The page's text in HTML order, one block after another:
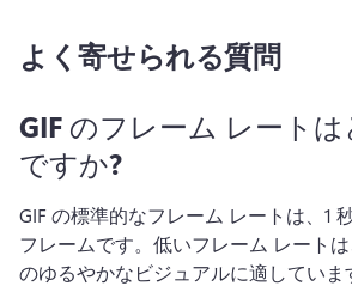
よく寄せられる質問
GIF のフレーム レート
ですか?
GIF の標準的なフレーム レートは、1
フレームです。 低いフレーム レート
のゆるやかなビジュアルに適していま